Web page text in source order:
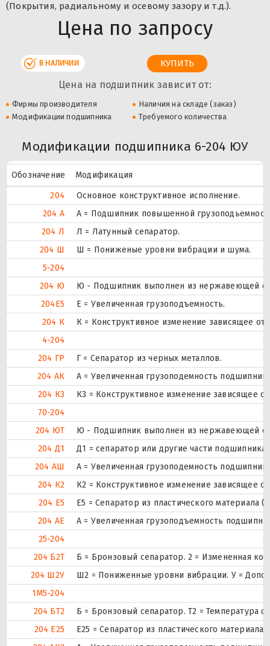
(Покрытия, радиальному и осевому зазору и т.д.).
Цена по запросу
В НАЛИЧИИ
Цена на подшипник зависит от:
Фирмы производителя
Наличия на складе (заказ)
Модификации подшипника
Требуемого количества
Модификации подшипника 6-204 ЮУ
Обозначение
Модификация
204
Основное конструктивное исполнение.
204 А
А = Подшипник повышенной
204 Л
Л = Латунный сепаратор.
204 Ш
Ш = Пониженые уровни вибрации и шума.
5-204
204 Ю
Ю - Подшипник выполнен из нержавеющей
204E5
Е = Увеличенная грузоподъемность.
204 К
К = Конструктивное изменение зависящее от
4-204
204 ГР
Г = Сепаратор из черных металлов.
204 АК
А = Увеличенная грузоподемность
204 К3
К3 = Конструктивное изменение зависящее
70-204
204 ЮТ
Ю - Подшипник выполнен из нержавеющей
204 Д1
Д1 = сепаратор или другие части
204 АШ
А = Увеличенная грузоподемность
204 К2
К2 = Конструктивное изменение зависящее
204 Е5
Е5 = Сепаратор из пластического материала
204 АЕ
А = Увеличенная грузоподъемность
25-204
204 Б2Т
Б = Бронзовый сепаратор. 2 = Измененная
204 Ш2У
Ш2 = Пониженные уровни вибрации. У =
1М5-204
204 БТ2
Б = Бронзовый сепаратор. Т2 = Температура
204 Е25
Е25 = Сепаратор из пластического